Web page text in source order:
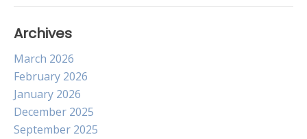
Archives
March 2026
February 2026
January 2026
December 2025
September 2025